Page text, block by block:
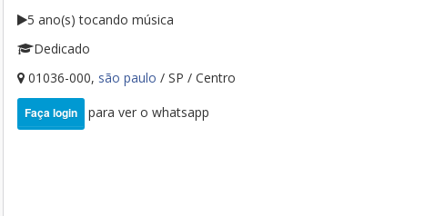
5 ano(s) tocando música
Dedicado
01036-000, são paulo / SP / Centro
Faça login para ver o whatsapp